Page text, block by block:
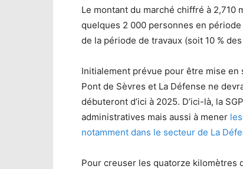
Le montant du marché chiffré à 2,710
quelques 2 000 personnes en
de la période de travaux (soit 10 %
Initialement prévue pour être mise en
Pont de Sèvres et La Défense ne
débuteront d’ici à 2025. D’ici-là, la
administratives mais aussi à mener
notamment dans le secteur de La
Pour creuser les quatorze kilomètres